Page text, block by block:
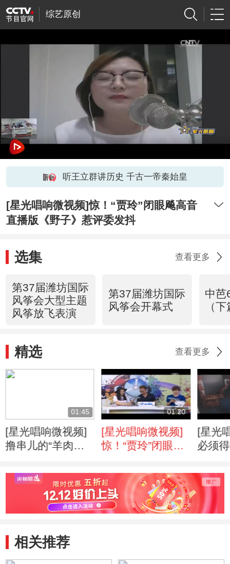
综艺原创
听王立群讲历史 千古一帝秦始皇
[星光唱响微视频]惊！“贾玲”闭眼飚高音
直播版《野子》惹评委发抖
选集 查看更多
第37届潍坊国际
风筝会大型主题
风筝放飞表演
第37届潍坊国际
风筝会开幕式
中芭
（
精选 查看更多
01:45
[星光唱响微视频]
撸串儿的“羊肉
要你》 老狼听了
也得点赞！
01:20
[星光唱响微视频]
惊！“贾玲”闭眼飚
子》惹评委发抖
[星光
必须
《
整个
相关推荐